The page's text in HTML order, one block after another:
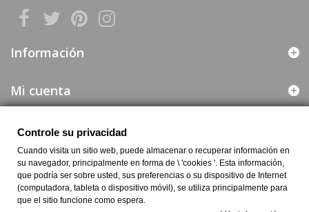
Información
Mi cuenta
Web segura
Información de la Empresa
Controle su privacidad
Cuando visita un sitio web, puede almacenar o recuperar información en
su navegador, principalmente en forma de \ 'cookies '. Esta información,
que podría ser sobre usted, sus preferencias o su dispositivo de Internet
(computadora, tableta o dispositivo móvil), se utiliza principalmente para
que el sitio funcione como espera.